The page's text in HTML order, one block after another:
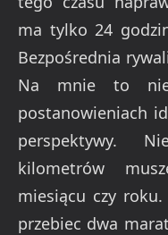
ma tylko 24
Bezpośrednia
Na mnie to
postanowieniach
perspektywy.
kilometrów
miesiącu czy
przebiec dwa